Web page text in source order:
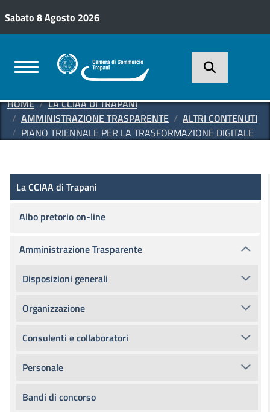
Sabato 8 Agosto 2026
HOME
LA CCIAA DI TRAPANI
AMMINISTRAZIONE TRASPARENTE
ALTRI CONTENUTI
PIANO TRIENNALE PER LA TRASFORMAZIONE DIGITALE
Amministrazione Trasparente
La CCIAA di Trapani
La CCIAA di Trapani
Albo pretorio on-line
Amministrazione Trasparente
Disposizioni generali
Organizzazione
Consulenti e collaboratori
Personale
Bandi di concorso